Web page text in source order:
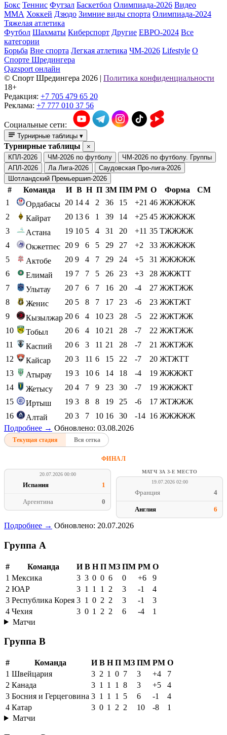
Бокс Теннис Футзал Баскетбол Олимпиада-2026 Видео
ММА Хоккей Дзюдо Зимние виды спорта Олимпиада-2024
Тяжелая атлетика
Футбол Шахматы Киберспорт Другие ЕВРО-2024 Все
категории
Борьба Вне спорта Легкая атлетика ЧМ-2026 Lifestyle О
Спорте Шредингера
Qazsport онлайн
© Cпорт Шредингера 2026 | Политика конфиденциальности
18+
Редакция: +7 705 479 65 20
Реклама: +7 777 010 37 56
Социальные сети:
Турнирные таблицы ▾
Турнирные таблицы
×
КПЛ-2026
ЧМ-2026 по футболу
ЧМ-2026 по футболу. Группы
АПЛ-2026
Ла Лига-2026
Саудовская Про-лига-2026
Шотландский Премьершип-2026
# Команда И В Н П ЗМ ПМ РМ О Форма
СМ
1
Ордабасы 20 14 4 2 36 15 +21 46 ЖЖЖЖЖ
2
Кайрат 20 13 6 1 39 14 +25 45 ЖЖЖЖЖ
3
Астана 19 10 5 4 31 20 +11 35 ТЖЖЖЖ
4
Окжетпес 20 9 6 5 29 27 +2 33 ЖЖЖЖЖ
5
Актобе 20 9 4 7 29 24 +5 31 ЖЖЖЖЖ
6
Елимай 19 7 7 5 26 23 +3 28 ЖЖЖТТ
7
Улытау 20 7 6 7 16 20 -4 27 ЖЖТЖЖ
8
Женис 20 5 8 7 17 23 -6 23 ЖЖТЖТ
9
Кызылжар 20 6 4 10 23 28 -5 22 ЖЖТЖЖ
10
Тобыл 20 6 4 10 21 28 -7 22 ЖЖТЖЖ
11
Каспий 20 6 3 11 21 28 -7 21 ЖЖТЖЖ
12
Кайсар 20 3 11 6 15 22 -7 20 ЖТЖТТ
13
Атырау 19 3 10 6 14 18 -4 19 ЖЖЖЖТ
14
Жетысу 20 4 7 9 23 30 -7 19 ЖЖЖЖТ
15
Иртыш 19 3 8 8 19 25 -6 17 ЖТЖЖЖ
16
Алтай 20 3 7 10 16 30 -14 16 ЖЖЖЖЖ
Подробнее → Обновлено: 03.08.2026
Текущая стадия Вся сетка
ФИНАЛ
20.07.2026 00:00
Испания 1
Аргентина 0
МАТЧ ЗА 3-Е МЕСТО
19.07.2026 02:00
Франция 4
Англия 6
Подробнее → Обновлено: 20.07.2026
Группа A
# Команда И В Н П МЗ ПМ РМ О
1 Мексика 3 3 0 0 6 0 +6
9
2 ЮАР 3 1 1 1 2 3 -1
4
3 Республика Корея 3 1 0 2 2 3 -1
3
4 Чехия 3 0 1 2 2 6 -4
1
Матчи
Группа B
# Команда И В Н П МЗ ПМ РМ О
1 Швейцария 3 2 1 0 7 3 +4
7
2 Канада 3 1 1 1 8 3 +5
4
3 Босния и Герцеговина 3 1 1 1 5 6 -1
4
4 Катар 3 0 1 2 2 10 -8
1
Матчи